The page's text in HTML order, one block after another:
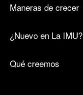
Maneras de crecer
¿Nuevo en La IMU?
Qué creemos